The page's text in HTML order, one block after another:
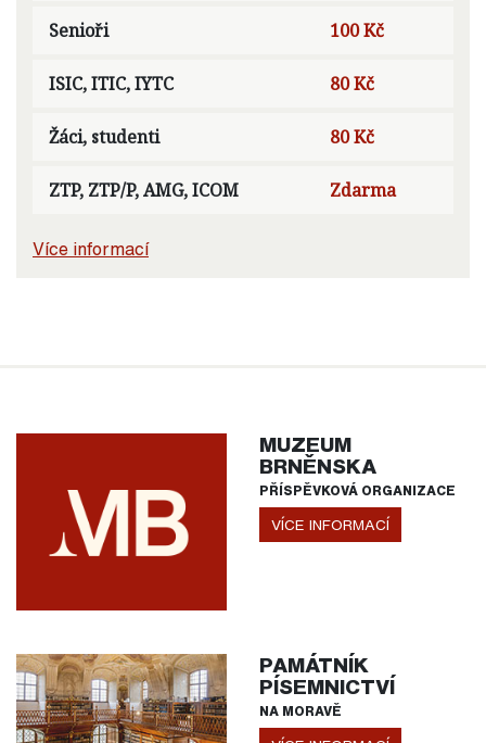
Senioři 100 Kč
ISIC, ITIC, IYTC 80 Kč
Žáci, studenti 80 Kč
ZTP, ZTP/P, AMG, ICOM Zdarma
Více informací
MUZEUM
BRNĚNSKA
PŘÍSPĚVKOVÁ ORGANIZACE
VÍCE INFORMACÍ
PAMÁTNÍK
PÍSEMNICTVÍ
NA MORAVĚ